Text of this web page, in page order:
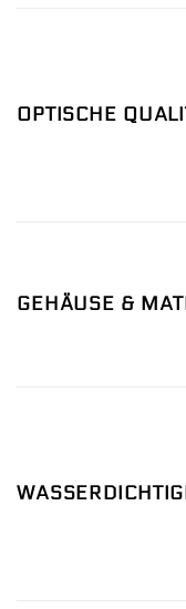
OPTISCHE
GEHÄUSE &